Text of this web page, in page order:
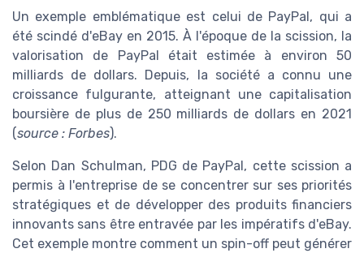
Un exemple emblématique est celui de PayPal, qui a
été scindé d'eBay en 2015. À l'époque de la scission, la
valorisation de PayPal était estimée à environ 50
milliards de dollars. Depuis, la société a connu une
croissance fulgurante, atteignant une capitalisation
boursière de plus de 250 milliards de dollars en 2021
(source : Forbes).
Selon Dan Schulman, PDG de PayPal, cette scission a
permis à l'entreprise de se concentrer sur ses priorités
stratégiques et de développer des produits financiers
innovants sans être entravée par les impératifs d'eBay.
Cet exemple montre comment un spin-off peut générer